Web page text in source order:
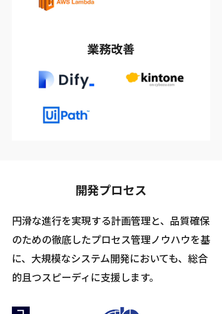
業務改善
開発プロセス
円滑な進行を実現する計画管理と、品質確保
のための徹底したプロセス管理ノウハウを基
に、大規模なシステム開発においても、総合
的且つスピーディに支援します。